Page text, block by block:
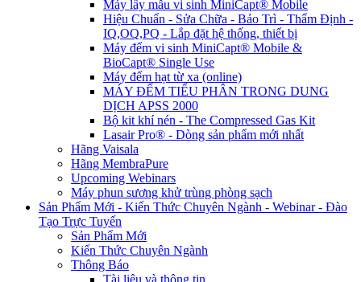
Máy lấy mẫu vi sinh MiniCapt® Mobile
Hiệu Chuẩn - Sửa Chữa - Bảo Trì - Thẩm Định -
IQ,OQ,PQ - Lắp đặt hệ thống, thiết bị
Máy đếm vi sinh MiniCapt® Mobile &
BioCapt® Single Use
Máy đếm hạt từ xa (online)
MÁY ĐẾM TIỂU PHÂN TRONG DUNG
DỊCH APSS 2000
Bộ kit khí nén - The Compressed Gas Kit
Lasair Pro® - Dòng sản phẩm mới nhất
Hãng Vaisala
Hãng MembraPure
Upcoming Webinars
Máy phun sương khử trùng phòng sạch
Sản Phẩm Mới - Kiến Thức Chuyên Ngành - Webinar - Đào
Tạo Trực Tuyến
Sản Phẩm Mới
Kiến Thức Chuyên Ngành
Thông Báo
Tài liệu và thông tin